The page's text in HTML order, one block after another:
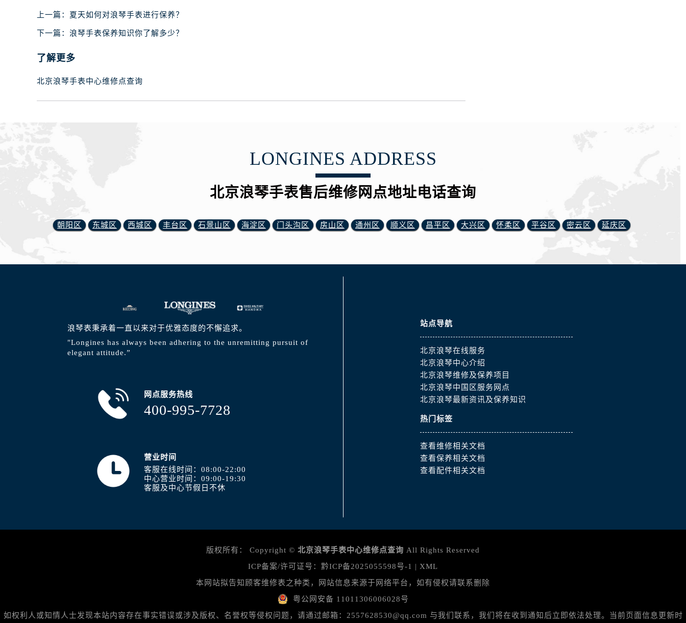
上一篇： 夏天如何对浪琴手表进行保养？
下一篇： 浪琴手表保养知识你了解多少？
了解更多
北京浪琴手表中心维修点查询
LONGINES ADDRESS
北京浪琴手表售后维修网点地址电话查询
朝阳区 东城区 西城区 丰台区 石景山区 海淀区 门头沟区 房山区 通州区 顺义区 昌平区 大兴区 怀柔区 平谷区 密云区 延庆区
浪琴表秉承着一直以来对于优雅态度的不懈追求。
"Longines has always been adhering to the unremitting pursuit of
elegant attitude.”
网点服务热线
400-995-7728
营业时间
客服在线时间：08:00-22:00
中心营业时间：09:00-19:30
客服及中心节假日不休
站点导航
北京浪琴在线服务
北京浪琴中心介绍
北京浪琴维修及保养项目
北京浪琴中国区服务网点
北京浪琴最新资讯及保养知识
热门标签
查看维修相关文档
查看保养相关文档
查看配件相关文档
版权所有： Copyright © 北京浪琴手表中心维修点查询 All Rights Reserved
ICP备案/许可证号： 黔ICP备2025055598号-1 | XML
本网站拟告知顾客维修表之种类，网站信息来源于网络平台，如有侵权请联系删除
粤公网安备 11011306006028号
如权利人或知情人士发现本站内容存在事实错误或涉及版权、名誉权等侵权问题，请通过邮箱：2557628530@qq.com 与我们联系，我们将在收到通知后立即依法处理。当前页面信息更新时